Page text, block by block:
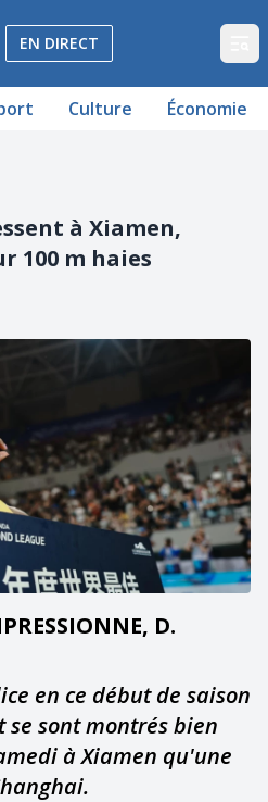
Vaud et Fribourg
EN DIRECT
Culture Économie
à Xiamen,
100 m haies
D.
en ce début de saison
sont montrés bien
à Xiamen qu'une